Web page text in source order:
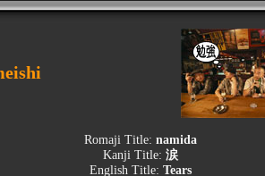
Romaji Title: namida
Kanji Title: 涙
English Title: Tears